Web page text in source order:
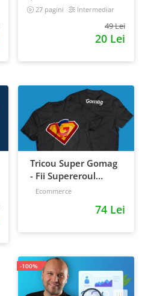
convorbirile
27 pagini Intermediar
49 Lei
20 Lei
Tricou Super Gomag
- Fii Supereroul
Clientilor Tai
Ecommerce
74 Lei
-100%